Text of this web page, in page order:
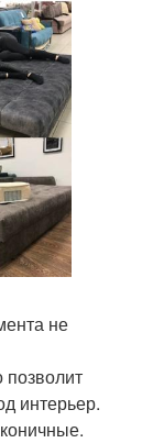
не
позволит
интерьер.